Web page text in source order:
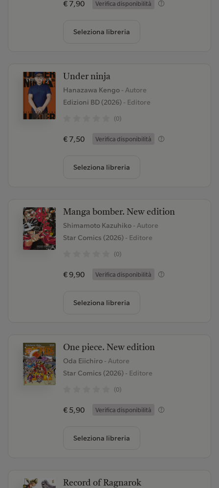
€ 7,90 Verifica disponibilità
Seleziona libreria
Under ninja
Hanazawa Kengo - Autore
Edizioni BD (2026)- Editore
(0)
€ 7,50 Verifica disponibilità
Seleziona libreria
Manga bomber. New edition
Shimamoto Kazuhiko - Autore
Star Comics (2026)- Editore
(0)
€ 9,90 Verifica disponibilità
Seleziona libreria
One piece. New edition
Oda Eiichiro - Autore
Star Comics (2026)- Editore
(0)
€ 5,90 Verifica disponibilità
Seleziona libreria
Record of Ragnarok